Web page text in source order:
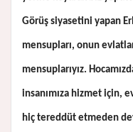
Görüş siyasetini yapan
mensupları, onun
mensuplarıyız.
insanımıza hizmet için,
hiç tereddüt etmeden